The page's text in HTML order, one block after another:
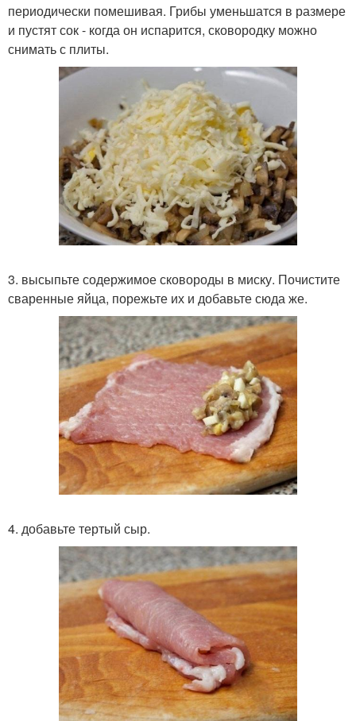
периодически помешивая. Грибы уменьшатся в размере
и пустят сок - когда он испарится, сковородку можно
снимать с плиты.
3. высыпьте содержимое сковороды в миску. Почистите
сваренные яйца, порежьте их и добавьте сюда же.
4. добавьте тертый сыр.